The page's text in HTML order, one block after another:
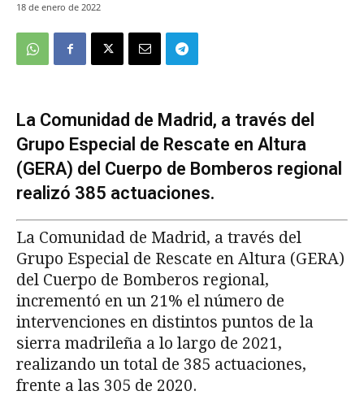
18 de enero de 2022
La Comunidad de Madrid, a través del
Grupo Especial de Rescate en Altura
(GERA) del Cuerpo de Bomberos regional
realizó 385 actuaciones.
La Comunidad de Madrid, a través del
Grupo Especial de Rescate en Altura (GERA)
del Cuerpo de Bomberos regional,
incrementó en un 21% el número de
intervenciones en distintos puntos de la
sierra madrileña a lo largo de 2021,
realizando un total de 385 actuaciones,
frente a las 305 de 2020.